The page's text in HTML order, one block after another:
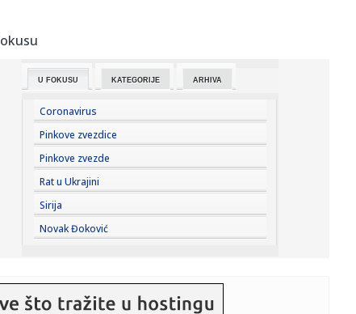
08:31:
08:31:
Srbija budući most Evrope: Zelenski i Vučić otvaraju vrata
08:31:Poraz Hetafea – stigao štoper
08:28:Analitičar naklonjen blokaderima: "Vučić prvo ide na
parlament...
08:28:Detalji drame Luke Dončića i Anamarije: Bivša ga udarila
gde n...
08:26: Смањен бродски саобраћај кроз ...
U FOKUSU KATEGORIJE ARHIVA
Coronavirus
Pinkove zvezdice
Pinkove zvezde
Rat u Ukrajini
Sirija
Novak Đoković